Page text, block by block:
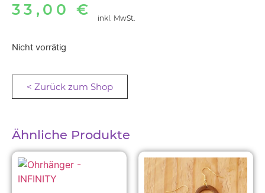
33,00€ inkl. MwSt.
Nicht vorrätig
< Zurück zum Shop
Ähnliche Produkte